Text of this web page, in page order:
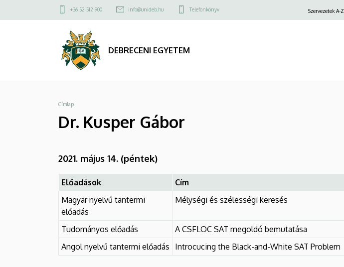
EGYETEM
a
Felső
menü
+36 52 512 900 info@unideb.hu Telefonkönyv Szervezetek A-Z
DEBRECENI EGYETEM
Morzsa
Címlap
Dr. Kusper Gábor
2021. május 14. (péntek)
Előadások Cím
Magyar nyelvű tantermi
előadás
Mélységi és szélességi keresés
Tudományos előadás A CSFLOC SAT megoldó bemutatása
Angol nyelvű tantermi előadás
Introcucing the Black-and-White SAT Problem